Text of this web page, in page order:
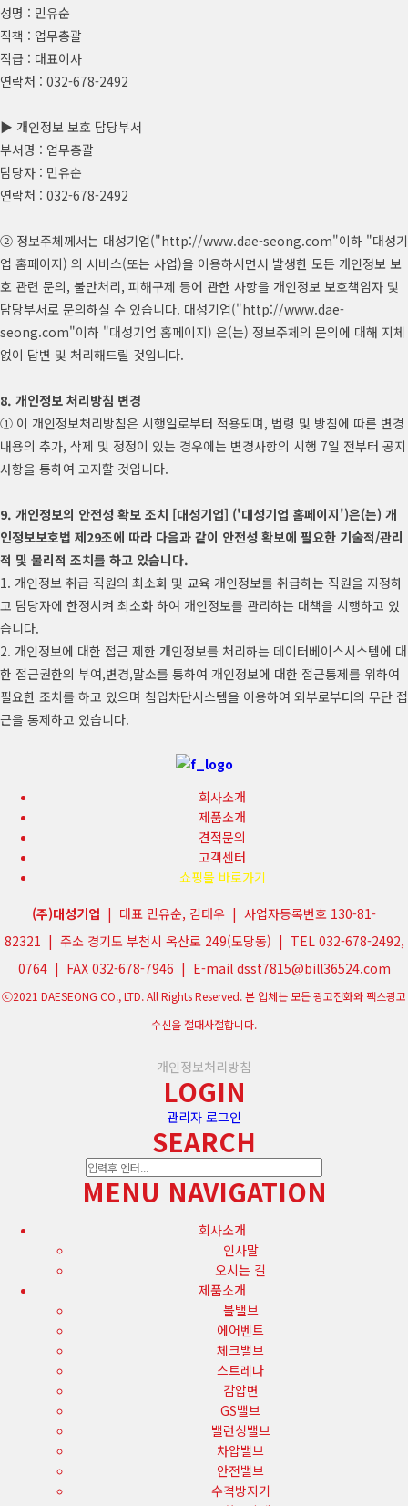
성명 : 민유순
직책 : 업무총괄
직급 : 대표이사
연락처 : 032-678-2492
▶ 개인정보 보호 담당부서
부서명 : 업무총괄
담당자 : 민유순
연락처 : 032-678-2492
② 정보주체께서는 대성기업("http://www.dae-seong.com"이하 "대성기
업 홈페이지) 의 서비스(또는 사업)을 이용하시면서 발생한 모든 개인정보 보
호 관련 문의, 불만처리, 피해구제 등에 관한 사항을 개인정보 보호책임자 및
담당부서로 문의하실 수 있습니다. 대성기업("http://www.dae-
seong.com"이하 "대성기업 홈페이지) 은(는) 정보주체의 문의에 대해 지체
없이 답변 및 처리해드릴 것입니다.
8. 개인정보 처리방침 변경
① 이 개인정보처리방침은 시행일로부터 적용되며, 법령 및 방침에 따른 변경
내용의 추가, 삭제 및 정정이 있는 경우에는 변경사항의 시행 7일 전부터 공지
사항을 통하여 고지할 것입니다.
9. 개인정보의 안전성 확보 조치 [대성기업] ('대성기업 홈페이지')은(는) 개
인정보보호법 제29조에 따라 다음과 같이 안전성 확보에 필요한 기술적/관리
적 및 물리적 조치를 하고 있습니다.
1. 개인정보 취급 직원의 최소화 및 교육 개인정보를 취급하는 직원을 지정하
고 담당자에 한정시켜 최소화 하여 개인정보를 관리하는 대책을 시행하고 있
습니다.
2. 개인정보에 대한 접근 제한 개인정보를 처리하는 데이터베이스시스템에 대
한 접근권한의 부여,변경,말소를 통하여 개인정보에 대한 접근통제를 위하여
필요한 조치를 하고 있으며 침입차단시스템을 이용하여 외부로부터의 무단 접
근을 통제하고 있습니다.
회사소개
제품소개
견적문의
고객센터
쇼핑몰 바로가기
(주)대성기업 | 대표 민유순, 김태우 | 사업자등록번호 130-81-
82321 | 주소 경기도 부천시 옥산로 249(도당동) | TEL 032-678-2492,
0764 | FAX 032-678-7946 | E-mail dsst7815@bill36524.com
ⓒ2021 DAESEONG CO., LTD. All Rights Reserved. 본 업체는 모든 광고전화와 팩스광고
수신을 절대사절합니다.
개인정보처리방침
LOGIN
관리자 로그인
SEARCH
MENU NAVIGATION
회사소개
인사말
오시는 길
제품소개
볼밸브
에어벤트
체크밸브
스트레나
감압변
GS밸브
밸런싱밸브
차압밸브
안전밸브
수격방지기